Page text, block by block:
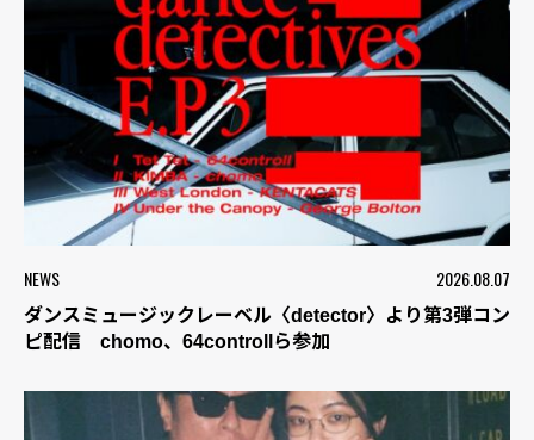
NEWS 2026.08.07
ダンスミュージックレーベル〈detector〉より第3弾コン
ピ配信 chomo、64controllら参加